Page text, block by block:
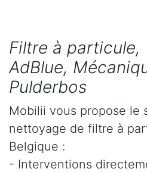
Filtre à particule,
AdBlue,
Pulderbos
Mobilii vous propose le
nettoyage de filtre à
Belgique :
- Interventions